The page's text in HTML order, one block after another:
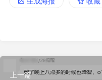
上一篇